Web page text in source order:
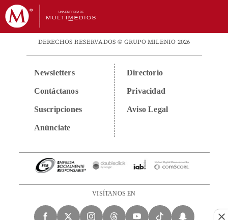
DERECHOS RESERVADOS © GRUPO MILENIO 2026
Newsletters
Contáctanos
Suscripciones
Anúnciate
Directorio
Privacidad
Aviso Legal
VISÍTANOS EN